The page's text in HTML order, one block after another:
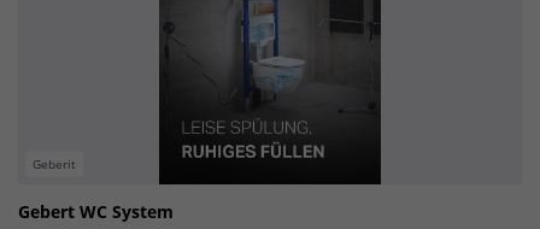
Geberit
Gebert WC System